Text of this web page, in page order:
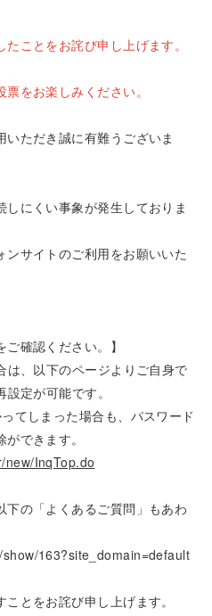
ことをお詫び申し上げます。
をお楽しみください。
ただき誠に有難うございま
にくい事象が発生しておりま
サイトのご利用をお願いいた
ご確認ください。】
は、以下のページよりご自身で
定が可能です。
てしまった場合も、パスワード
できます。
InqTop.do
下の「よくあるご質問」もあわ
163?site_domain=default
とをお詫び申し上げます。